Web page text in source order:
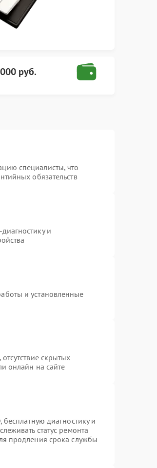
руб.
специалисты, что
обязательств
и
и установленные
скрытых
онлайн на сайте
диагностику и
статус ремонта
продления срока службы